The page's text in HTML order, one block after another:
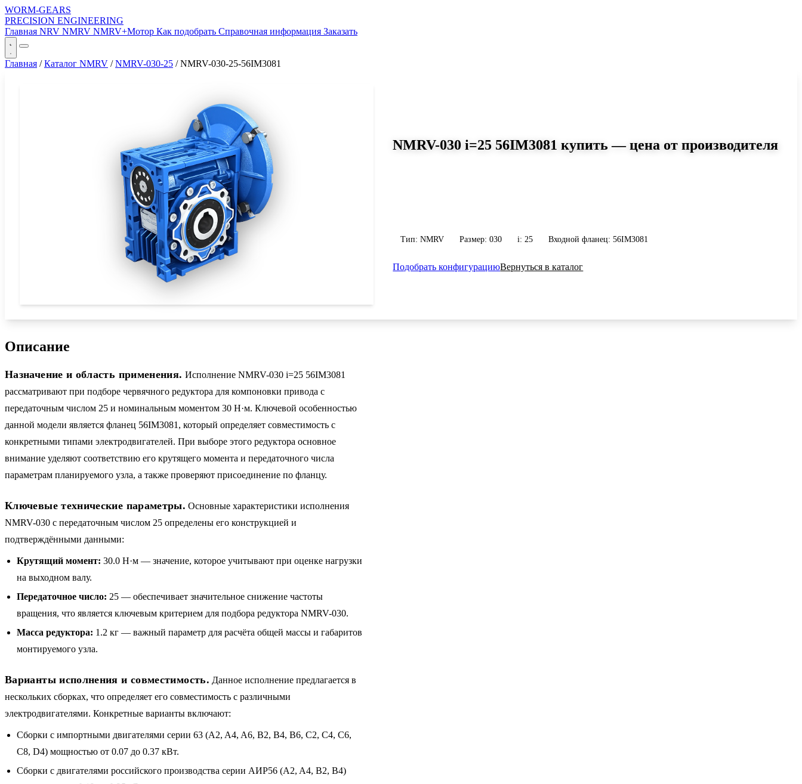
WORM-GEARS
PRECISION ENGINEERING
Главная NRV NMRV NMRV+Мотор Как подобрать Справочная информация Заказать
Главная / Каталог NMRV / NMRV-030-25 / NMRV-030-25-56IM3081
NMRV-030 i=25 56IM3081 купить — цена от производителя
Тип: NMRV Размер: 030 i: 25 Входной фланец: 56IM3081
Подобрать конфигурациюВернуться в каталог
Описание
Назначение и область применения. Исполнение NMRV-030 i=25 56IM3081
рассматривают при подборе червячного редуктора для компоновки привода с
передаточным числом 25 и номинальным моментом 30 Н·м. Ключевой особенностью
данной модели является фланец 56IM3081, который определяет совместимость с
конкретными типами электродвигателей. При выборе этого редуктора основное
внимание уделяют соответствию его крутящего момента и передаточного числа
параметрам планируемого узла, а также проверяют присоединение по фланцу.
Ключевые технические параметры. Основные характеристики исполнения
NMRV-030 с передаточным числом 25 определены его конструкцией и
подтверждёнными данными:
Крутящий момент: 30.0 Н·м — значение, которое учитывают при оценке нагрузки
на выходном валу.
Передаточное число: 25 — обеспечивает значительное снижение частоты
вращения, что является ключевым критерием для подбора редуктора NMRV-030.
Масса редуктора: 1.2 кг — важный параметр для расчёта общей массы и габаритов
монтируемого узла.
Варианты исполнения и совместимость. Данное исполнение предлагается в
нескольких сборках, что определяет его совместимость с различными
электродвигателями. Конкретные варианты включают:
Сборки с импортными двигателями серии 63 (A2, A4, A6, B2, B4, B6, C2, C4, C6,
C8, D4) мощностью от 0.07 до 0.37 кВт.
Сборки с двигателями российского производства серии АИР56 (A2, A4, B2, B4)